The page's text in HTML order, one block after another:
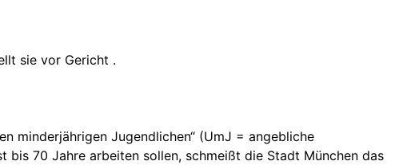
sie vor Gericht .
minderjährigen Jugendlichen“ (UmJ = angebliche
bis 70 Jahre arbeiten sollen, schmeißt die Stadt München das